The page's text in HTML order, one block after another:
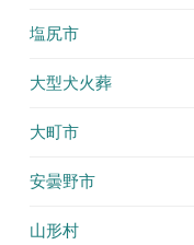
塩尻市
大型犬火葬
大町市
安曇野市
山形村